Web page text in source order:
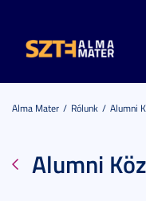
Alma Mater Rólunk Alumni
Alumni